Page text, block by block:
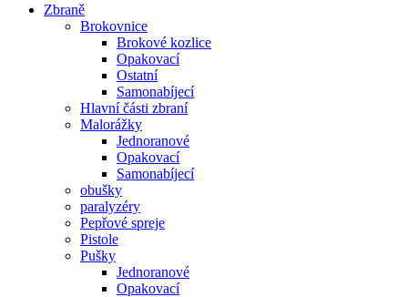
Zbraně
Brokovnice
Brokové kozlice
Opakovací
Ostatní
Samonabíjecí
Hlavní části zbraní
Malorážky
Jednoranové
Opakovací
Samonabíjecí
obušky
paralyzéry
Pepřové spreje
Pistole
Pušky
Jednoranové
Opakovací